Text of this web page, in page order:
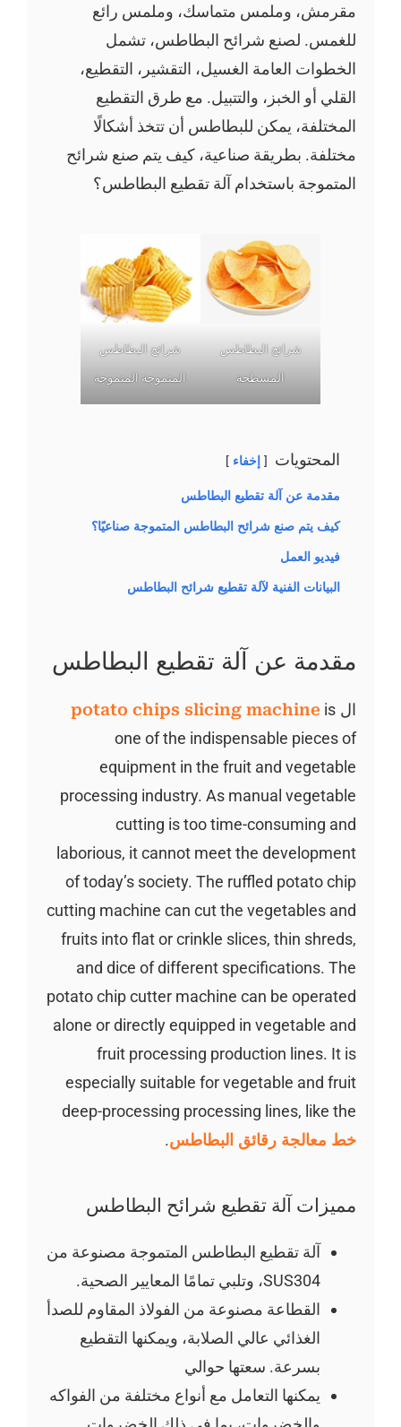
مقرمش، وملمس متماسك، وملمس رائع
للغمس. لصنع شرائح البطاطس، تشمل
الخطوات العامة الغسيل، التقشير، التقطيع،
القلي أو الخبز، والتتبيل. مع طرق التقطيع
المختلفة، يمكن للبطاطس أن تتخذ أشكالًا
مختلفة. بطريقة صناعية، كيف يتم صنع شرائح
المتموجة باستخدام آلة تقطيع البطاطس؟
شرائح البطاطس
المسطحة
شرائح البطاطس
المتموجة المتموجة
المحتويات إخفاء
مقدمة عن آلة تقطيع البطاطس
كيف يتم صنع شرائح البطاطس المتموجة صناعيًا؟
فيديو العمل
البيانات الفنية لآلة تقطيع شرائح البطاطس
مقدمة عن آلة تقطيع البطاطس
is
one of the indispensable pieces of
equipment in the fruit and vegetable
processing industry. As manual vegetable
cutting is too time-consuming and
laborious, it cannot meet the development
of today’s society. The ruffled potato chip
cutting machine can cut the vegetables and
fruits into flat or crinkle slices, thin shreds,
and dice of different specifications. The
potato chip cutter machine can be operated
alone or directly equipped in vegetable and
fruit processing production lines. It is
especially suitable for vegetable and fruit
deep-processing processing lines, like the
خط معالجة رقائق البطاطس.
مميزات آلة تقطيع شرائح البطاطس
آلة تقطيع البطاطس المتموجة مصنوعة من
SUS304، وتلبي تمامًا المعايير الصحية.
القطاعة مصنوعة من الفولاذ المقاوم للصدأ
الغذائي عالي الصلابة، ويمكنها التقطيع
بسرعة. سعتها حوالي
يمكنها التعامل مع أنواع مختلفة من الفواكه